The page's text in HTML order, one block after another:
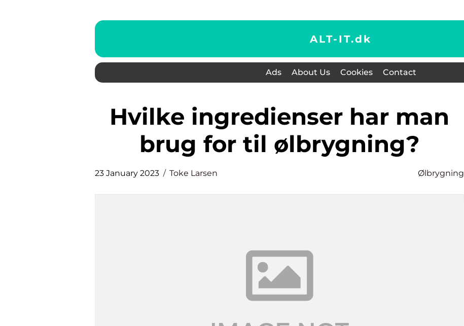
ALT-IT.dk
Ads About Us Cookies Contact
Hvilke ingredienser har man
brug for til ølbrygning?
23 January 2023 Toke Larsen Ølbrygning